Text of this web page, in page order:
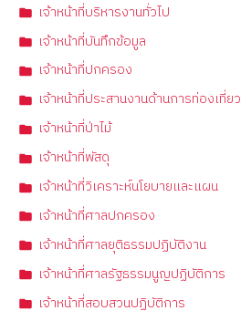
เจ้าหน้าที่บริหารงานทั่วไป
เจ้าหน้าที่บันทึกข้อมูล
เจ้าหน้าที่ปกครอง
เจ้าหน้าที่ประสานงานด้านการท่องเที่ยว
เจ้าหน้าที่ป่าไม้
เจ้าหน้าที่พัสดุ
เจ้าหน้าที่วิเคราะห์นโยบายและแผน
เจ้าหน้าที่ศาลปกครอง
เจ้าหน้าที่ศาลยุติธรรมปฏิบัติงาน
เจ้าหน้าที่ศาลรัฐธรรมนูญปฏิบัติการ
เจ้าหน้าที่สอบสวนปฏิบัติการ